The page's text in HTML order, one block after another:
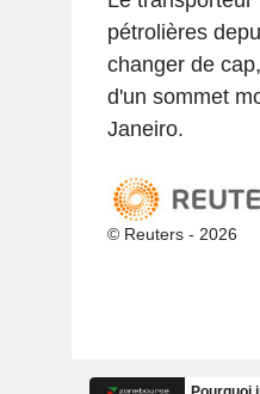
pétrolières
changer de
d'un sommet
Janeiro.
© Reuters - 2026